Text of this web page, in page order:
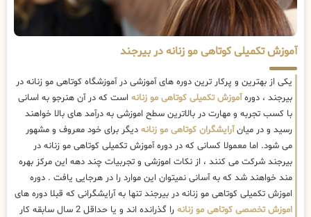
آموزش تکمیلی کوتاهی مو زنانه در بیرجند
یکی از بهترین و پرکار ترین دوره های آموزشی در آموزشگاه کوتاهی مو زنانه در
بیرجند ، دورهآموزش تکمیلی کوتاهی مو زنانه است که در آن هنرجو به اسانی
با کسب تجربه و مهارت در بالاترین سطح اموزشی به درآمد های بالا خواهند
رسید و در میانآرایشگران کوتاهی مو زنانه دیگر برای خود معروف و مشهور
می شود. اما معمولا کسانی که در دوره آموزش تکمیلی کوتاهی مو زنانه در
بیرجند شرکت می کنند ، از نکات اموزشی و تجربیات چند دهه این مرکز بهره
مند خواهند شد که به آسانی نمیتوان این موارد را در هرجایی یافت . دوره
اموزش تکمیلی کوتاهی مو زنانه در بیرجند تنها به آرایشگرانی که قبلا دوره های
اموزش تخصصی کوتاهی مو زنانه
را گذرانده اند و یا حداقل 2 سال سابقه کار